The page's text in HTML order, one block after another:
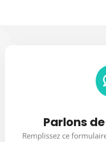
Parlons
Remplissez ce